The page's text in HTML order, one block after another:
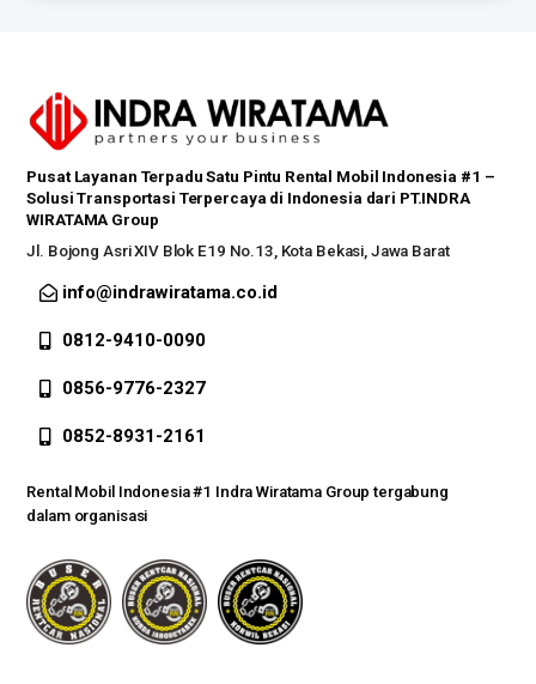
Pusat Layanan Terpadu Satu Pintu Rental Mobil Indonesia #1 –
Solusi Transportasi Terpercaya di Indonesia dari PT.INDRA
WIRATAMA Group
Jl. Bojong Asri XIV Blok E19 No.13, Kota Bekasi, Jawa Barat
info@indrawiratama.co.id
0812-9410-0090
0856-9776-2327
0852-8931-2161
Rental Mobil Indonesia #1 Indra Wiratama Group tergabung
dalam organisasi